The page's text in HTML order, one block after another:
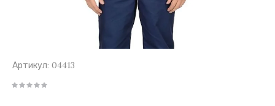
Артикул: 04413